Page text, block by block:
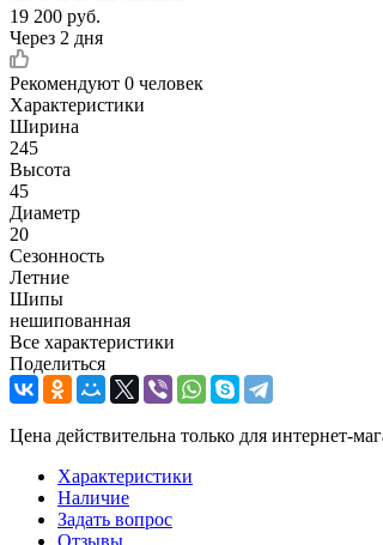
19 200 руб.
Через 2 дня
Рекомендуют 0 человек
Характеристики
Ширина
245
Высота
45
Диаметр
20
Сезонность
Летние
Шипы
нешипованная
Все характеристики
Поделиться
Цена действительна только для интернет-
Характеристики
Наличие
Задать вопрос
Отзывы